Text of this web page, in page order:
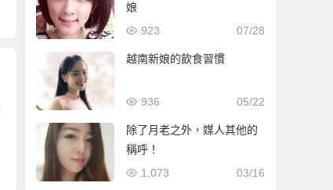
娘
07/28
923
越南新娘的飲食習慣
05/22
936
除了月老之外，媒人其他的
稱呼！
03/16
1,073